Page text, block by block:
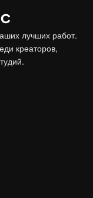
лучших работ.
креаторов,